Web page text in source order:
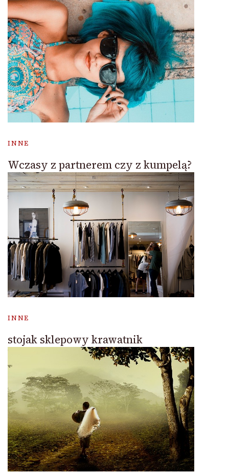
INNE
Wczasy z partnerem czy z kumpelą?
INNE
stojak sklepowy krawatnik